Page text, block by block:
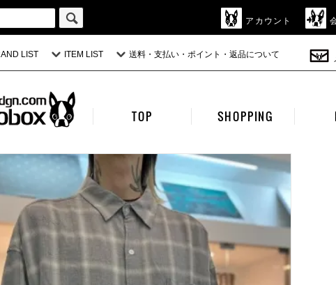
アカウント
LIST ITEM LIST 送料・支払い・ポイント・返品について
TOP SHOPPING